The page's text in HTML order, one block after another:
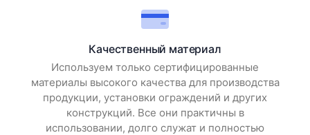
Качественный материал
Используем только сертифицированные
материалы высокого качества для производства
продукции, установки ограждений и других
конструкций. Все они практичны в
использовании, долго служат и полностью